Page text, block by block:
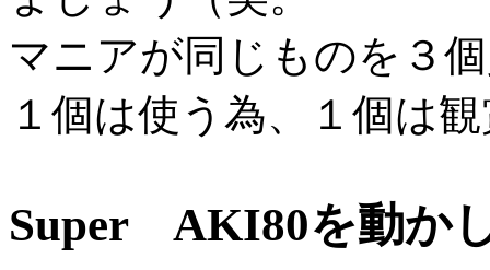
マニアが同じものを３
１個は使う為、１個は
Super AKI80を動か